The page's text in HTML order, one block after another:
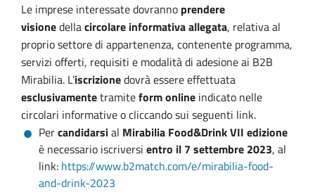
Le imprese interessate dovranno prendere
visionedellacircolare informativa allegata, relativa al
proprio settore di appartenenza, contenente programma,
servizi offerti, requisiti e modalità di adesione ai B2B
Mirabilia. L’iscrizionedovrà essere effettuata
esclusivamentetramiteform online indicato nelle
circolari informative o cliccando sui seguenti link.
Percandidarsial Mirabilia Food&Drink VII edizione
è necessario iscriversi entro il 7 settembre 2023, al
link: https://www.b2match.com/e/mirabilia-food-
and-drink-2023